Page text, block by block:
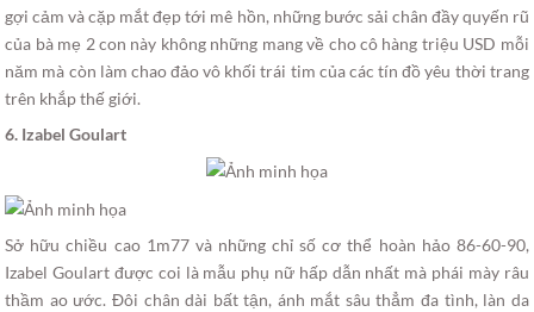
gợi cảm và cặp mắt đẹp tới mê hồn, những bước sải chân đầy quyến rũ
của bà mẹ 2 con này không những mang về cho cô hàng triệu USD mỗi
năm mà còn làm chao đảo vô khối trái tim của các tín đồ yêu thời trang
trên khắp thế giới.
6. Izabel Goulart
Sở hữu chiều cao 1m77 và những chỉ số cơ thể hoàn hảo 86-60-90,
Izabel Goulart được coi là mẫu phụ nữ hấp dẫn nhất mà phái mày râu
thầm ao ước. Đôi chân dài bất tận, ánh mắt sâu thẳm đa tình, làn da